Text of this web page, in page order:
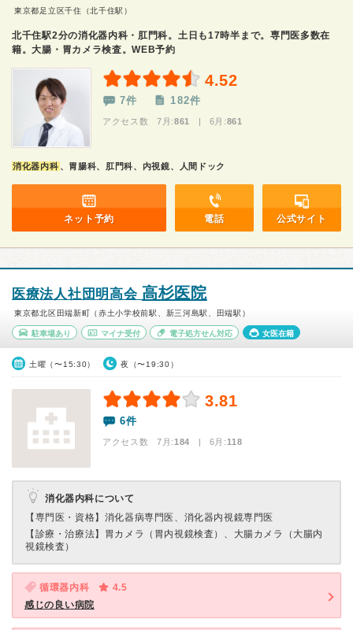
東京都足立区千住（北千住駅）
北千住駅2分の消化器内科・肛門科。土日も17時半まで。専門医多数在
籍。大腸・胃カメラ検査。WEB予約
4.52
7件 182件
アクセス数 7月:861 | 6月:861
消化器内科 、胃腸科、肛門科、内視鏡、人間ドック
ネット予約 電話 公式サイト
医療法人社団明高会 高杉医院
東京都北区田端新町（赤土小学校前駅、新三河島駅、田端駅）
駐車場あり マイナ受付 電子処方せん対応 女医在籍
土曜（〜15:30） 夜（〜19:30）
3.81
6件
アクセス数 7月:184 | 6月:118
消化器内科について
【専門医・資格】 消化器病専門医、消化器内視鏡専門医
【診療・治療法】 胃カメラ（胃内視鏡検査）、大腸カメラ（大腸内
視鏡検査）
循環器内科
4.5
感じの良い病院